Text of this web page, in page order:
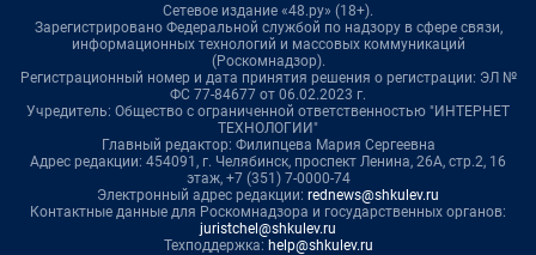
Сетевое издание «48.ру» (18+).
Зарегистрировано Федеральной службой по надзору в сфере связи,
информационных технологий и массовых коммуникаций
(Роскомнадзор).
Регистрационный номер и дата принятия решения о регистрации: ЭЛ №
ФС 77-84677 от 06.02.2023 г.
Учредитель: Общество с ограниченной ответственностью "ИНТЕРНЕТ
ТЕХНОЛОГИИ"
Главный редактор: Филипцева Мария Сергеевна
Адрес редакции: 454091, г. Челябинск, проспект Ленина, 26А, стр.2, 16
этаж, +7 (351) 7-0000-74
Электронный адрес редакции: rednews@shkulev.ru
Контактные данные для Роскомнадзора и государственных органов:
juristchel@shkulev.ru
Техподдержка: help@shkulev.ru